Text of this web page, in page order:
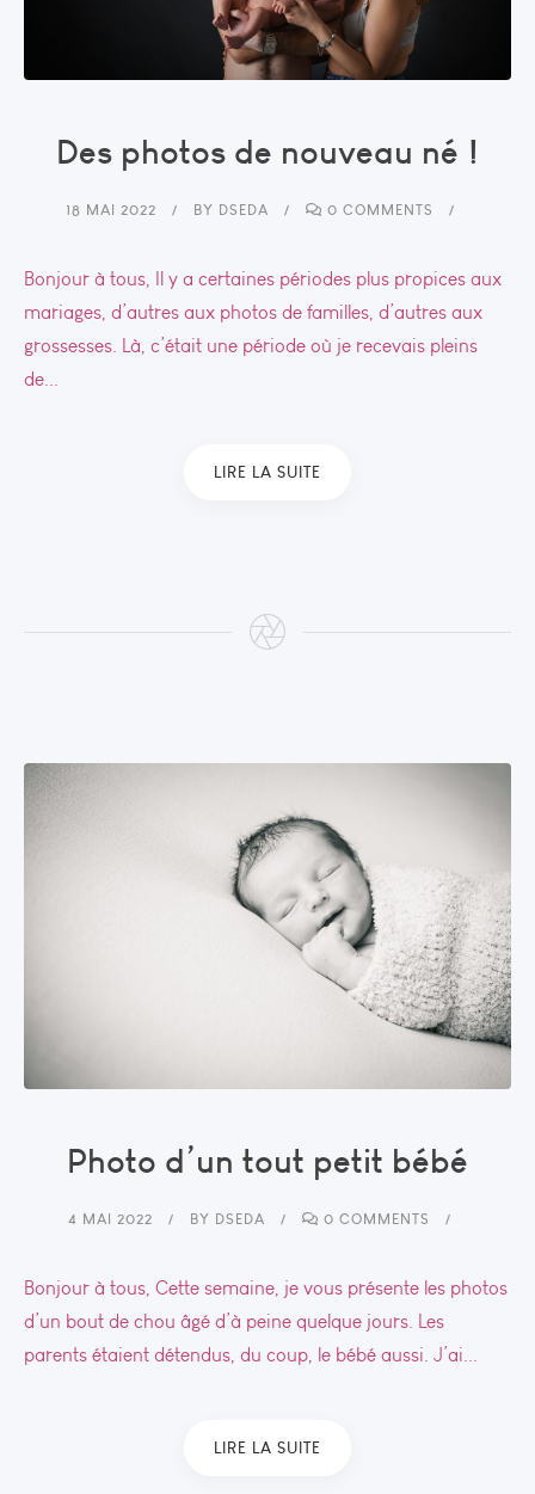
Des photos de nouveau né !
18 MAI 2022 BY DSEDA 0 COMMENTS
Bonjour à tous, Il y a certaines périodes plus propices aux
mariages, d’autres aux photos de familles, d’autres aux
grossesses. Là, c’était une période où je recevais pleins
de...
LIRE LA SUITE
Photo d’un tout petit bébé
4 MAI 2022 BY DSEDA 0 COMMENTS
Bonjour à tous, Cette semaine, je vous présente les photos
d’un bout de chou âgé d’à peine quelque jours. Les
parents étaient détendus, du coup, le bébé aussi. J’ai...
LIRE LA SUITE